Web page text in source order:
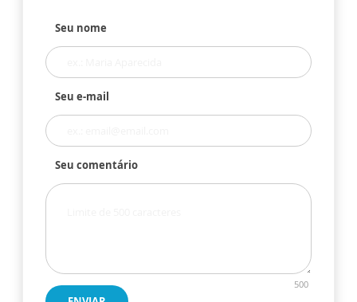
Seu nome
Seu e-mail
Seu comentário
500